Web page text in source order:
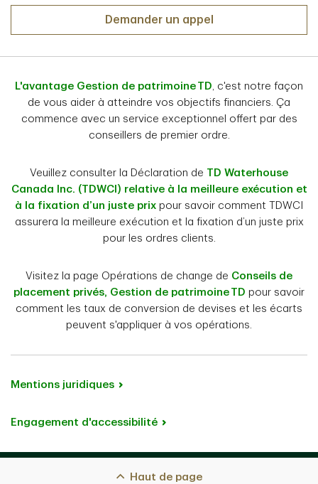
Demander un appel
L'avantage Gestion de patrimoine TD, c'est notre façon
de vous aider à atteindre vos objectifs financiers. Ça
commence avec un service exceptionnel offert par des
conseillers de premier ordre.
Veuillez consulter la Déclaration de TD Waterhouse
Canada Inc. (TDWCI) relative à la meilleure exécution et
à la fixation d’un juste prix pour savoir comment TDWCI
assurera la meilleure exécution et la fixation d’un juste prix
pour les ordres clients.
Visitez la page Opérations de change de Conseils de
placement privés, Gestion de patrimoine TD pour savoir
comment les taux de conversion de devises et les écarts
peuvent s'appliquer à vos opérations.
Mentions juridiques
Engagement d'accessibilité
Haut de page